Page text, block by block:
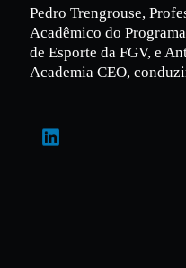
Pedro Trengrouse,
Acadêmico do
de Esporte da FGV, e